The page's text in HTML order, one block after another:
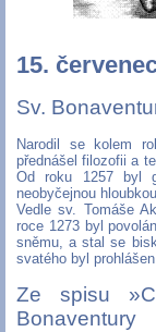
15.
Sv.
Narodil se kolem
přednášel filozofii a
Od roku 1257 byl
neobyčejnou
Vedle sv. Tomáše
roce 1273 byl
sněmu, a stal se
svatého byl
Ze spisu
Bonaventury